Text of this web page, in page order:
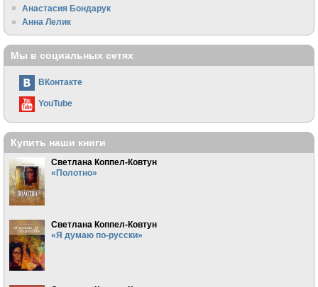
Анастасия Бондарук
Анна Лелик
Мы в социальных сетях
ВКонтакте
YouTube
Купить наши книги
Светлана Коппел-Ковтун
«Полотно»
Светлана Коппел-Ковтун
«Я думаю по-русски»